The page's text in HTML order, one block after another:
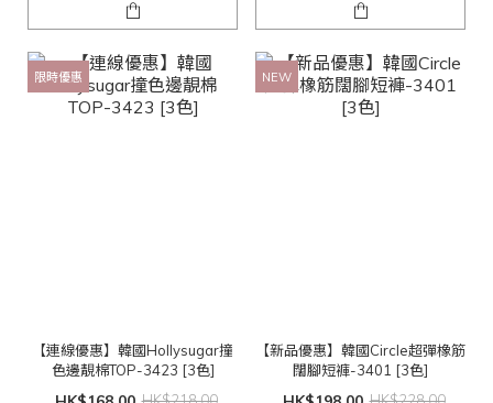
限時優惠
【連線優惠】韓國Hollysugar撞
色邊靚棉TOP-3423 [3色]
NEW
【新品優惠】韓國Circle超彈橡筋
闊腳短褲-3401 [3色]